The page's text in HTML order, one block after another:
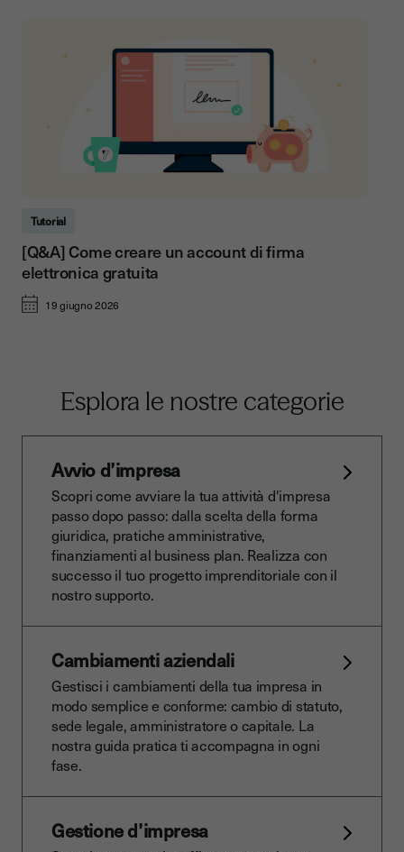
Tutorial
[Q&A] Come creare un account di firma
elettronica gratuita
19 giugno 2026
Esplora le nostre categorie
Avvio d’impresa
Scopri come avviare la tua attività d'impresa
passo dopo passo: dalla scelta della forma
giuridica, pratiche amministrative,
finanziamenti al business plan. Realizza con
successo il tuo progetto imprenditoriale con il
nostro supporto.
Cambiamenti aziendali
Gestisci i cambiamenti della tua impresa in
modo semplice e conforme: cambio di statuto,
sede legale, amministratore o capitale. La
nostra guida pratica ti accompagna in ogni
fase.
Gestione d’impresa